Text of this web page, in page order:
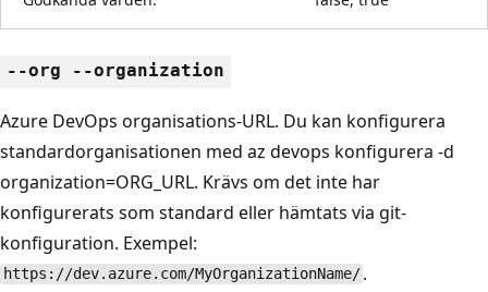
--org --organization
Azure DevOps organisations-URL. Du kan konfigurera
standardorganisationen med az devops konfigurera -d
organization=ORG_URL. Krävs om det inte har
konfigurerats som standard eller hämtats via git-
konfiguration. Exempel:
https://dev.azure.com/MyOrganizationName/ .